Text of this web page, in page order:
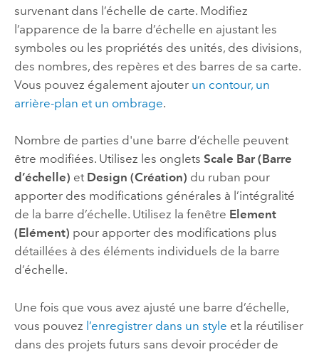
survenant dans l’échelle de carte. Modifiez
l’apparence de la barre d’échelle en ajustant les
symboles ou les propriétés des unités, des divisions,
des nombres, des repères et des barres de sa carte.
Vous pouvez également ajouter un contour, un
arrière-plan et un ombrage.
Nombre de parties d'une barre d’échelle peuvent
être modifiées. Utilisez les onglets Scale Bar (Barre
d’échelle) et Design (Création) du ruban pour
apporter des modifications générales à l’intégralité
de la barre d’échelle. Utilisez la fenêtre Element
(Elément) pour apporter des modifications plus
détaillées à des éléments individuels de la barre
d’échelle.
Une fois que vous avez ajusté une barre d’échelle,
vous pouvez l’enregistrer dans un style et la réutiliser
dans des projets futurs sans devoir procéder de